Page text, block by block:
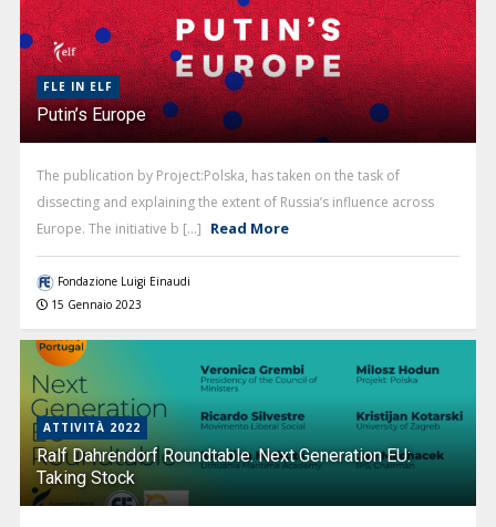
FLE IN ELF
Putin’s Europe
The publication by Project:Polska, has taken on the task of
dissecting and explaining the extent of Russia’s influence across
Europe. The initiative b [...] Read More
Fondazione Luigi Einaudi
15 Gennaio 2023
ATTIVITÀ 2022
Ralf Dahrendorf Roundtable. Next Generation EU:
Taking Stock